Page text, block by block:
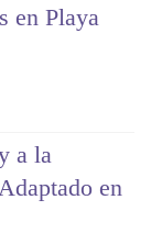
en Playa
a la
en